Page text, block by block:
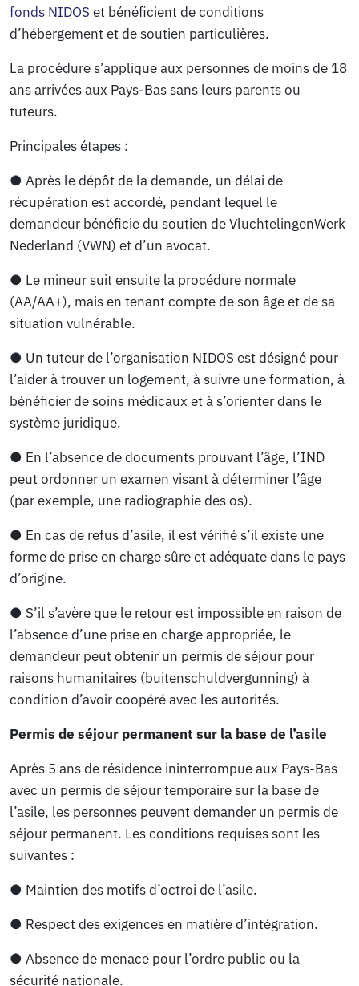
fonds NIDOS et bénéficient de conditions
d’hébergement et de soutien particulières.
La procédure s’applique aux personnes de moins de 18
ans arrivées aux Pays-Bas sans leurs parents ou
tuteurs.
Principales étapes :
● Après le dépôt de la demande, un délai de
récupération est accordé, pendant lequel le
demandeur bénéficie du soutien de VluchtelingenWerk
Nederland (VWN) et d’un avocat.
● Le mineur suit ensuite la procédure normale
(AA/AA+), mais en tenant compte de son âge et de sa
situation vulnérable.
● Un tuteur de l’organisation NIDOS est désigné pour
l’aider à trouver un logement, à suivre une formation, à
bénéficier de soins médicaux et à s’orienter dans le
système juridique.
● En l’absence de documents prouvant l’âge, l’IND
peut ordonner un examen visant à déterminer l’âge
(par exemple, une radiographie des os).
● En cas de refus d’asile, il est vérifié s’il existe une
forme de prise en charge sûre et adéquate dans le pays
d’origine.
● S’il s’avère que le retour est impossible en raison de
l’absence d’une prise en charge appropriée, le
demandeur peut obtenir un permis de séjour pour
raisons humanitaires (buitenschuldvergunning) à
condition d’avoir coopéré avec les autorités.
Permis de séjour permanent sur la base de l’asile
Après 5 ans de résidence ininterrompue aux Pays-Bas
avec un permis de séjour temporaire sur la base de
l’asile, les personnes peuvent demander un permis de
séjour permanent. Les conditions requises sont les
suivantes :
● Maintien des motifs d’octroi de l’asile.
● Respect des exigences en matière d’intégration.
● Absence de menace pour l’ordre public ou la
sécurité nationale.